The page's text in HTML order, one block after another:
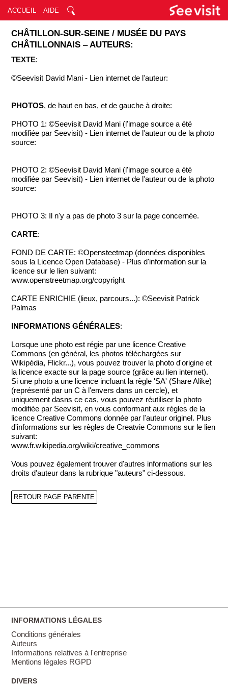
ACCUEIL AIDE
CHÂTILLON-SUR-SEINE / MUSÉE DU PAYS
CHÂTILLONNAIS ‒ AUTEURS:
TEXTE:
©Seevisit David Mani - Lien internet de l'auteur:
PHOTOS, de haut en bas, et de gauche à droite:
PHOTO 1: ©Seevisit David Mani (l'image source a été
modifiée par Seevisit) - Lien internet de l'auteur ou de la photo
source:
PHOTO 2: ©Seevisit David Mani (l'image source a été
modifiée par Seevisit) - Lien internet de l'auteur ou de la photo
source:
PHOTO 3: Il n'y a pas de photo 3 sur la page concernée.
CARTE:
FOND DE CARTE: ©Opensteetmap (données disponibles
sous la Licence Open Database) - Plus d'information sur la
licence sur le lien suivant:
www.openstreetmap.org/copyright
CARTE ENRICHIE (lieux, parcours...): ©Seevisit Patrick
Palmas
INFORMATIONS GÉNÉRALES:
Lorsque une photo est régie par une licence Creative
Commons (en général, les photos téléchargées sur
Wikipédia, Flickr...), vous pouvez trouver la photo d'origine et
la licence exacte sur la page source (grâce au lien internet).
Si une photo a une licence incluant la règle 'SA' (Share Alike)
(représenté par un C à l'envers dans un cercle), et
uniquement dasns ce cas, vous pouvez réutiliser la photo
modifiée par Seevisit, en vous conformant aux règles de la
licence Creative Commons donnée par l'auteur originel. Plus
d'informations sur les règles de Creatvie Commons sur le lien
suivant:
www.fr.wikipedia.org/wiki/creative_commons
Vous pouvez également trouver d'autres informations sur les
droits d'auteur dans la rubrique "auteurs" ci-dessous.
RETOUR PAGE PARENTE
INFORMATIONS LÉGALES
Conditions générales
Auteurs
Informations relatives à l'entreprise
Mentions légales RGPD
DIVERS